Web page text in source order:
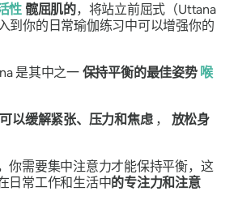
性 髋屈肌的，将站立前屈式（Uttana
到你的日常瑜伽练习中可以增强你的
是其中之一 保持平衡的最佳姿势 喉
可以缓解紧张、压力和焦虑， 放松身
你需要集中注意力才能保持平衡，这
日常工作和生活中的专注力和注意